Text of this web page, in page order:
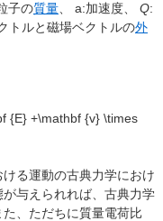
子の質量、 a:加速度、 Q:
トルと磁場ベクトルの外
る運動の古典力学におけ
与えられれば、古典力学
、ただちに質量電荷比